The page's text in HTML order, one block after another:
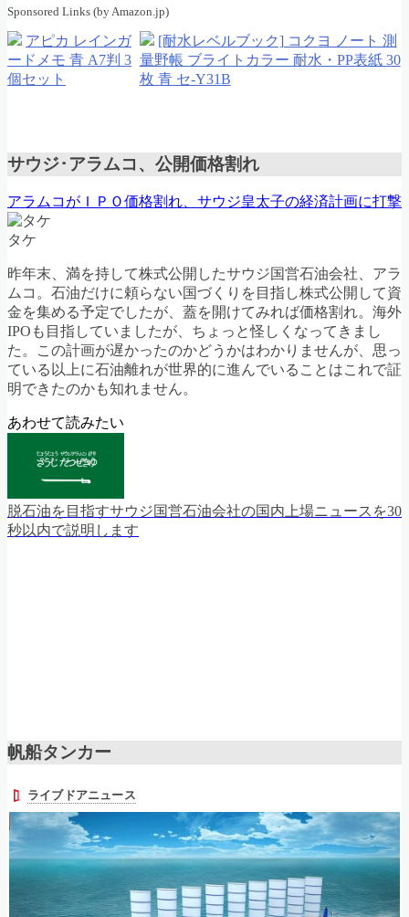
Sponsored Links (by Amazon.jp)
アピカ レインガ
ードメモ 青 A7判 3
個セット
[耐水レベルブック] コクヨ ノート 測
量野帳 ブライトカラー 耐水・PP表紙 30
枚 青 セ-Y31B
サウジ･アラムコ、公開価格割れ
アラムコがＩＰＯ価格割れ、サウジ皇太子の経済計画に打撃
タケ
昨年末、満を持して株式公開したサウジ国営石油会社、アラ
ムコ。石油だけに頼らない国づくりを目指し株式公開して資
金を集める予定でしたが、蓋を開けてみれば価格割れ。海外
IPOも目指していましたが、ちょっと怪しくなってきまし
た。この計画が遅かったのかどうかはわかりませんが、思っ
ている以上に石油離れが世界的に進んでいることはこれで証
明できたのかも知れません。
あわせて読みたい
脱石油を目指すサウジ国営石油会社の国内上場ニュースを30
秒以内で説明します
帆船タンカー